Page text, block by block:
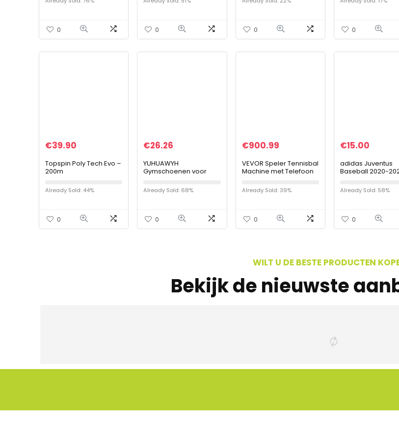
0
basketbalveld Wiper,
0
Net Multifunctioneel Net
0
Trainer
0
€39.90
Topspin Poly Tech Evo –
200m
Already Sold: 44%
0
€26.26
YUHUAWYH
Gymschoenen voor
kinderschoenen,
sportschoenen,
outdoor…
Already Sold: 68%
0
€900.99
VEVOR Speler Tennisbal
Machine met Telefoon
Draagbare Tennisbal
Machine APP Controle
Already Sold: 39%
0
€15.00
adidas Juventus
Baseball 2020-
Already Sold: 58%
0
WILT U DE BESTE PRODUCTEN
Bekijk de nieuwste